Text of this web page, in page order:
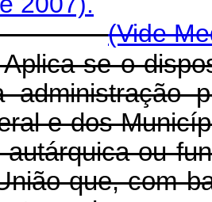
(Vide
se o
administração
e dos
ou
que, com